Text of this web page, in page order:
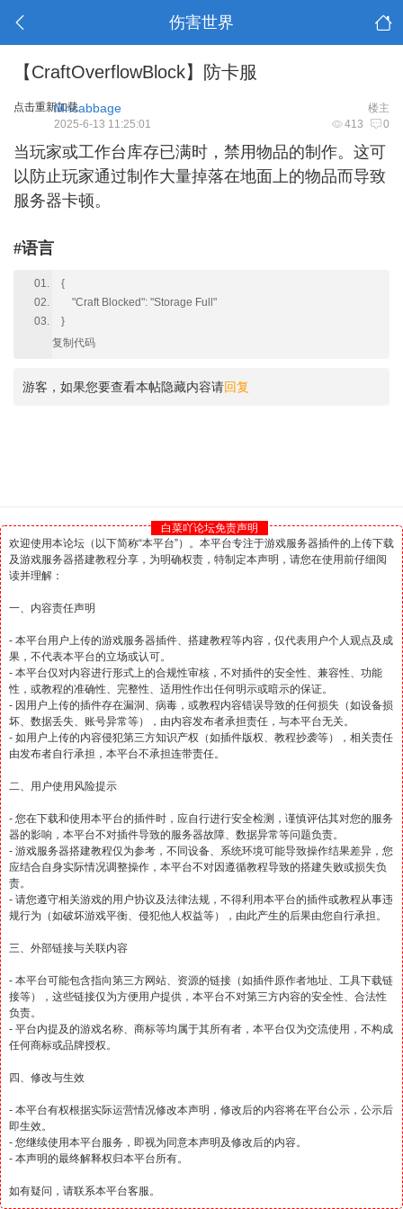
伤害世界
【CraftOverflowBlock】防卡服
点击重新加载 楼主
Mr.cabbage
413 0
2025-6-13 11:25:01
当玩家或工作台库存已满时，禁用物品的制作。这可
以防止玩家通过制作大量掉落在地面上的物品而导致
服务器卡顿。
#语言
{
"Craft Blocked": "Storage Full"
}
复制代码
游客，如果您要查看本帖隐藏内容请回复
白菜吖论坛免责声明
欢迎使用本论坛（以下简称“本平台”）。本平台专注于游戏服务器插件的上传下载
及游戏服务器搭建教程分享，为明确权责，特制定本声明，请您在使用前仔细阅
读并理解：
一、内容责任声明
- 本平台用户上传的游戏服务器插件、搭建教程等内容，仅代表用户个人观点及成
果，不代表本平台的立场或认可。
- 本平台仅对内容进行形式上的合规性审核，不对插件的安全性、兼容性、功能
性，或教程的准确性、完整性、适用性作出任何明示或暗示的保证。
- 因用户上传的插件存在漏洞、病毒，或教程内容错误导致的任何损失（如设备损
坏、数据丢失、账号异常等），由内容发布者承担责任，与本平台无关。
- 如用户上传的内容侵犯第三方知识产权（如插件版权、教程抄袭等），相关责任
由发布者自行承担，本平台不承担连带责任。
二、用户使用风险提示
- 您在下载和使用本平台的插件时，应自行进行安全检测，谨慎评估其对您的服务
器的影响，本平台不对插件导致的服务器故障、数据异常等问题负责。
- 游戏服务器搭建教程仅为参考，不同设备、系统环境可能导致操作结果差异，您
应结合自身实际情况调整操作，本平台不对因遵循教程导致的搭建失败或损失负
责。
- 请您遵守相关游戏的用户协议及法律法规，不得利用本平台的插件或教程从事违
规行为（如破坏游戏平衡、侵犯他人权益等），由此产生的后果由您自行承担。
三、外部链接与关联内容
- 本平台可能包含指向第三方网站、资源的链接（如插件原作者地址、工具下载链
接等），这些链接仅为方便用户提供，本平台不对第三方内容的安全性、合法性
负责。
- 平台内提及的游戏名称、商标等均属于其所有者，本平台仅为交流使用，不构成
任何商标或品牌授权。
四、修改与生效
- 本平台有权根据实际运营情况修改本声明，修改后的内容将在平台公示，公示后
即生效。
- 您继续使用本平台服务，即视为同意本声明及修改后的内容。
- 本声明的最终解释权归本平台所有。
如有疑问，请联系本平台客服。